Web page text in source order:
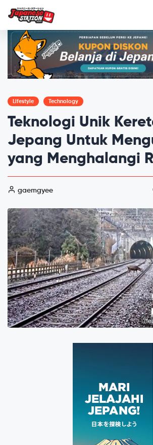
Lifestyle Technology
Teknologi Unik
Jepang Untuk
yang Menghalangi
gaemgyee